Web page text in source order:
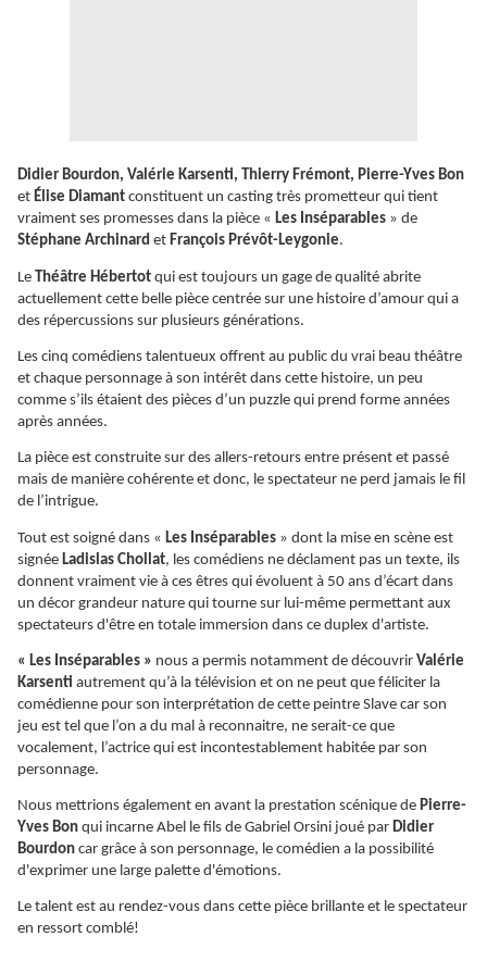
Didier Bourdon, Valérie Karsenti, Thierry Frémont, Pierre-Yves Bon
et Élise Diamant constituent un casting très prometteur qui tient
vraiment ses promesses dans la pièce « Les Inséparables » de
Stéphane Archinard et François Prévôt-Leygonie.
Le Théâtre Hébertot qui est toujours un gage de qualité abrite
actuellement cette belle pièce centrée sur une histoire d’amour qui a
des répercussions sur plusieurs générations.
Les cinq comédiens talentueux offrent au public du vrai beau théâtre
et chaque personnage à son intérêt dans cette histoire, un peu
comme s’ils étaient des pièces d’un puzzle qui prend forme années
après années.
La pièce est construite sur des allers-retours entre présent et passé
mais de manière cohérente et donc, le spectateur ne perd jamais le fil
de l’intrigue.
Tout est soigné dans « Les Inséparables » dont la mise en scène est
signée Ladislas Chollat, les comédiens ne déclament pas un texte, ils
donnent vraiment vie à ces êtres qui évoluent à 50 ans d’écart dans
un décor grandeur nature qui tourne sur lui-même permettant aux
spectateurs d'être en totale immersion dans ce duplex d'artiste.
« Les Inséparables » nous a permis notamment de découvrir Valérie
Karsenti autrement qu’à la télévision et on ne peut que féliciter la
comédienne pour son interprétation de cette peintre Slave car son
jeu est tel que l’on a du mal à reconnaitre, ne serait-ce que
vocalement, l’actrice qui est incontestablement habitée par son
personnage.
Nous mettrions également en avant la prestation scénique de Pierre-
Yves Bon qui incarne Abel le fils de Gabriel Orsini joué par Didier
Bourdon car grâce à son personnage, le comédien a la possibilité
d'exprimer une large palette d'émotions.
Le talent est au rendez-vous dans cette pièce brillante et le spectateur
en ressort comblé!